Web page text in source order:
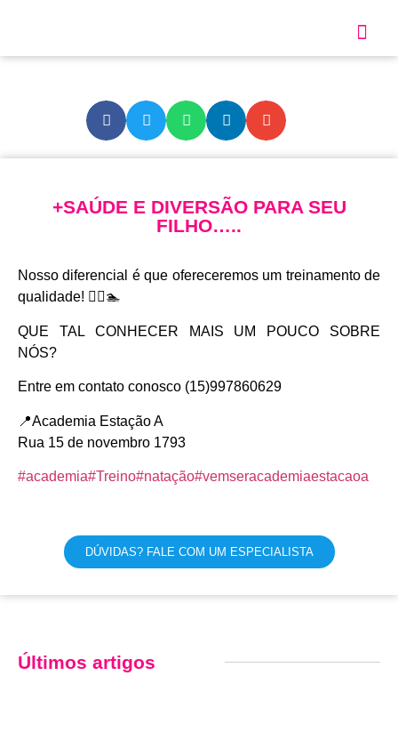
+SAÚDE E DIVERSÃO PARA SEU
FILHO…..
Nosso diferencial é que ofereceremos um treinamento de
qualidade! 🏊‍♀️🏊
QUE TAL CONHECER MAIS UM POUCO SOBRE
NÓS?
Entre em contato conosco (15)997860629
📍Academia Estação A
Rua 15 de novembro 1793
#academia#Treino#natação#vemseracademiaestacaoa
DÚVIDAS? FALE COM UM ESPECIALISTA
Últimos artigos